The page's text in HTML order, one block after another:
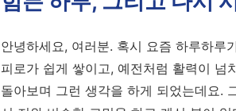
안녕하세요, 여러분. 혹시 요즘 하루하루
피로가 쉽게 쌓이고, 예전처럼 활력이 넘
돌아보며 그런 생각을 하게 되었는데요.